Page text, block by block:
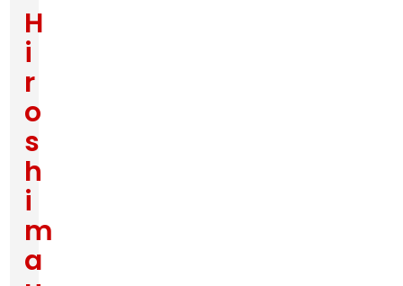
H
i
r
o
s
h
i
m
a